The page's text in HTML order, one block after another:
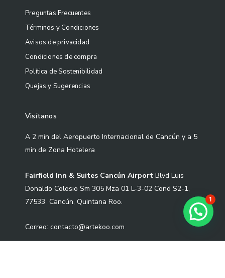
Preguntas Frecuentes
Términos y Condiciones
Avisos de privacidad
Condiciones de compra
Política de Sostenibilidad
Quejas y Sugerencias
Visítanos
A 2 min del Aeropuerto Internacional de Cancún y a 5
min de Zona Hotelera
Fairfield Inn & Suites Cancún Airport Blvd Luis
Donaldo Colosio Sm 305 Mza 01 L-3-02 Cond S2-1,
77533 Cancún, Quintana Roo.
Correo: contacto@artekoo.com
1